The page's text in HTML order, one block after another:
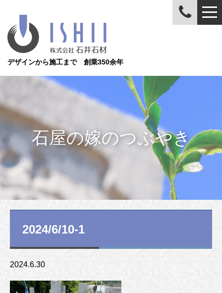
デザインから施工まで 創業350余年
石屋の嫁のつぶやき
2024/6/10-1
2024.6.30